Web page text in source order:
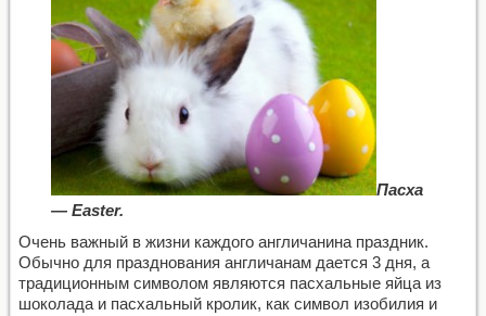
Пасха
— Easter.
Очень важный в жизни каждого англичанина праздник.
Обычно для празднования англичанам дается 3 дня, а
традиционным символом являются пасхальные яйца из
шоколада и пасхальный кролик, как символ изобилия и